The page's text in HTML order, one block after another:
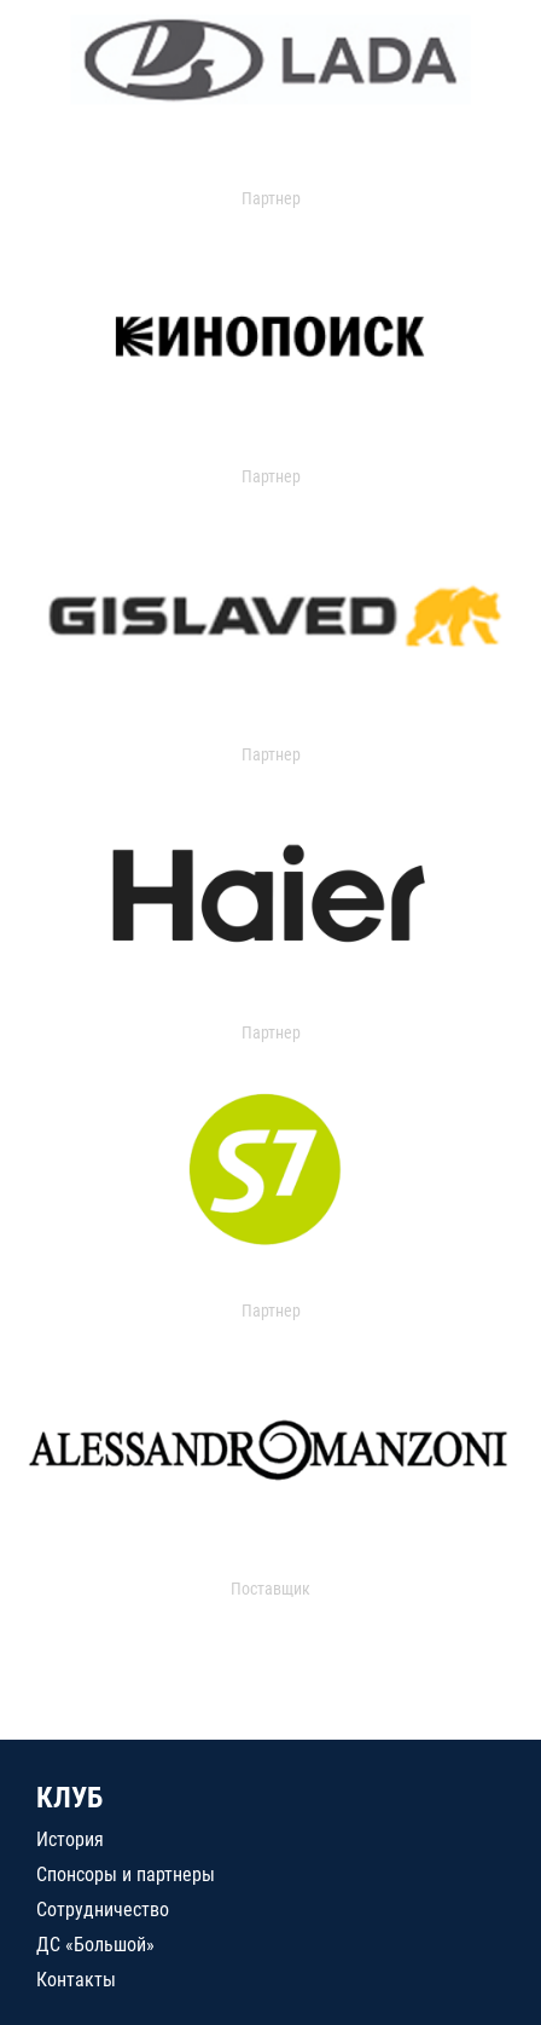
Партнер
Партнер
Партнер
Партнер
Партнер
Поставщик
КЛУБ
История
Спонсоры и партнеры
Сотрудничество
ДС «Большой»
Контакты